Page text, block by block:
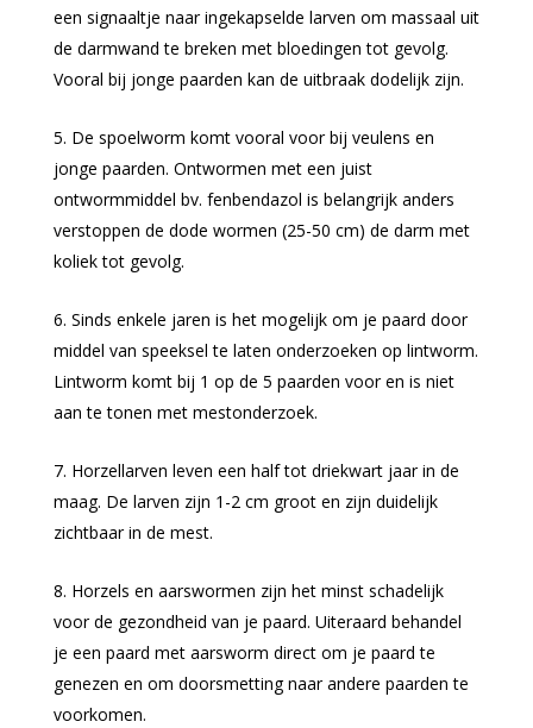
een signaaltje naar ingekapselde larven om massaal uit
de darmwand te breken met bloedingen tot gevolg.
Vooral bij jonge paarden kan de uitbraak dodelijk zijn.
De spoelworm komt vooral voor bij veulens en
jonge paarden. Ontwormen met een juist
ontwormmiddel bv. fenbendazol is belangrijk anders
verstoppen de dode wormen (25-50 cm) de darm met
koliek tot gevolg.
Sinds enkele jaren is het mogelijk om je paard door
middel van speeksel te laten onderzoeken op lintworm.
Lintworm komt bij 1 op de 5 paarden voor en is niet
aan te tonen met mestonderzoek.
Horzellarven leven een half tot driekwart jaar in de
maag. De larven zijn 1-2 cm groot en zijn duidelijk
zichtbaar in de mest.
Horzels en aarswormen zijn het minst schadelijk
voor de gezondheid van je paard. Uiteraard behandel
je een paard met aarsworm direct om je paard te
genezen en om doorsmetting naar andere paarden te
voorkomen.